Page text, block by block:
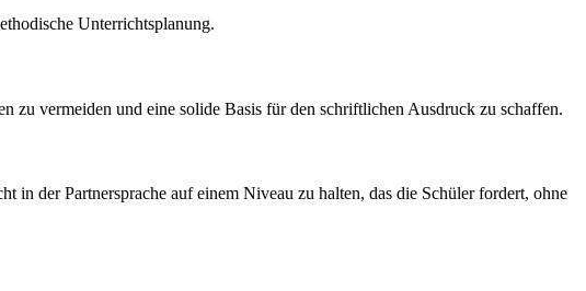
Unterrichtsplanung.
zu vermeiden und eine solide Basis für den schriftlichen Ausdruck zu schaffen.
der Partnersprache auf einem Niveau zu halten, das die Schüler fordert, ohne